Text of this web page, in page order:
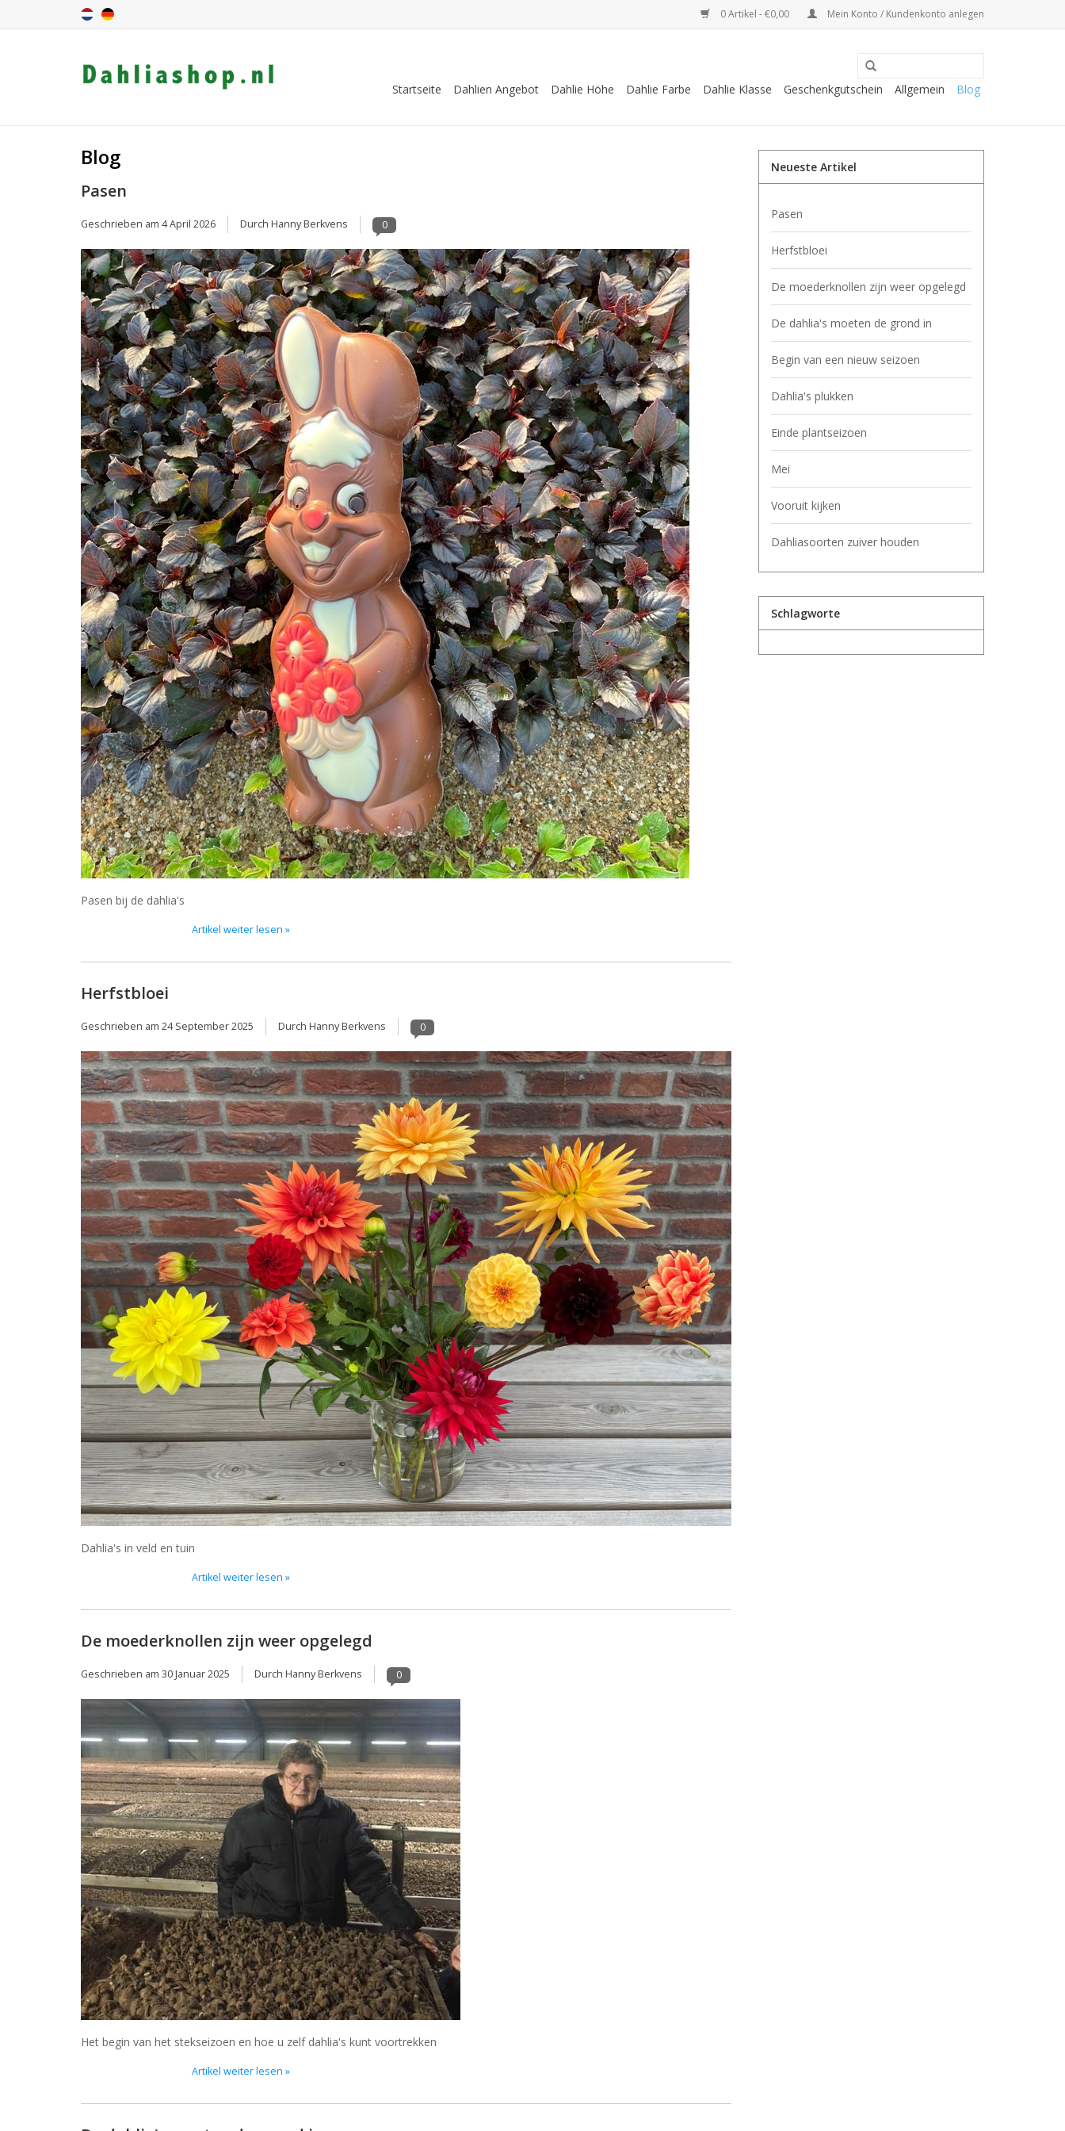
0 Artikel - €0,00 Mein Konto / Kundenkonto anlegen
Startseite Dahlien Angebot Dahlie Höhe Dahlie Farbe Dahlie Klasse Geschenkgutschein Allgemein Blog
Blog
Pasen
Geschrieben am 4 April 2026 Durch Hanny Berkvens 0
Pasen bij de dahlia's
Artikel weiter lesen »
Herfstbloei
Geschrieben am 24 September 2025 Durch Hanny Berkvens 0
Dahlia's in veld en tuin
Artikel weiter lesen »
De moederknollen zijn weer opgelegd
Geschrieben am 30 Januar 2025 Durch Hanny Berkvens 0
Het begin van het stekseizoen en hoe u zelf dahlia's kunt voortrekken
Artikel weiter lesen »
Neueste Artikel
Pasen
Herfstbloei
De moederknollen zijn weer opgelegd
De dahlia's moeten de grond in
Begin van een nieuw seizoen
Dahlia's plukken
Einde plantseizoen
Mei
Vooruit kijken
Dahliasoorten zuiver houden
Schlagworte